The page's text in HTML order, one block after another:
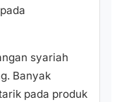
syariah
Banyak
pada produk